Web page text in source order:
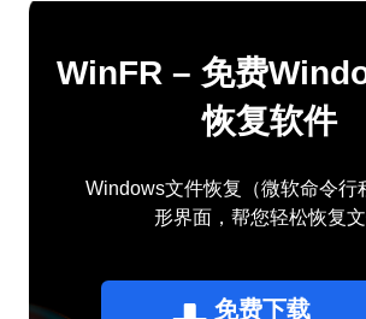
WinFR – 免费
恢复软件
Windows文件恢复（微软命令行
形界面，帮您轻松恢复
免费下载